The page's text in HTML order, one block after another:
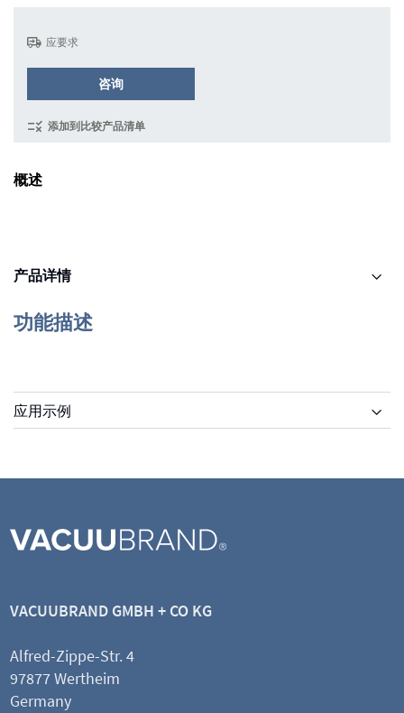
概述
应要求
咨询
添加到比较产品清单
产品详情
功能描述
应用示例
VACUUBRAND GMBH + CO KG
Alfred-Zippe-Str. 4
97877 Wertheim
Germany